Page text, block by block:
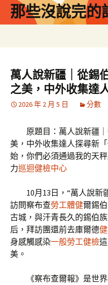
那些沒說完的
萬人說新疆｜從錫
之美，中外收集達
2026 年 2 月 5 日 分數
原題目：萬人說新疆
美，中外收集達人探尋新
始，你們必須通過我的天
力巡迴健檢中心
10月13日，“萬人說新
訪問察布查勞工體健爾錫
古城，與汗青長久的錫伯
后，拜訪團還前去庫爾德
身感觸感染一般勞工健檢
美。
《察布查爾報》是世